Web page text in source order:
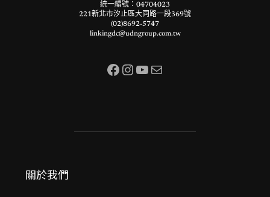
統一編號：04704023
221新北市汐止區大同路一段369號
(02)8692-5747
linkingdc@udngroup.com.tw
Facebook InstagramYouTube 電子郵件
關於我們